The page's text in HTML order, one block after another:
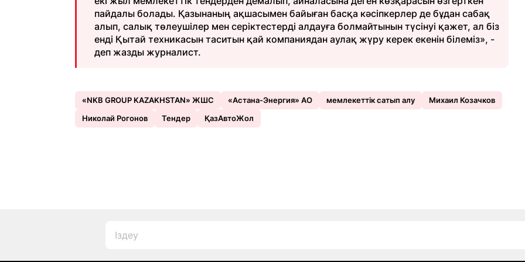
пайдалы болады. Қазынаның ақшасымен байыған басқа кәсіпкерлер де бұдан сабақ
алып, салық төлеушілер мен серіктестерді алдауға болмайтынын түсінуі қажет, ал біз
енді Қытай техникасын таситын қай компаниядан аулақ жүру керек екенін білеміз», -
деп жазды журналист.
«NKB GROUP KAZAKHSTAN» ЖШС «Астана-Энергия» АО мемлекеттік сатып алу
Михаил Козачков
Николай Рогонов
Тендер ҚазАвтоЖол